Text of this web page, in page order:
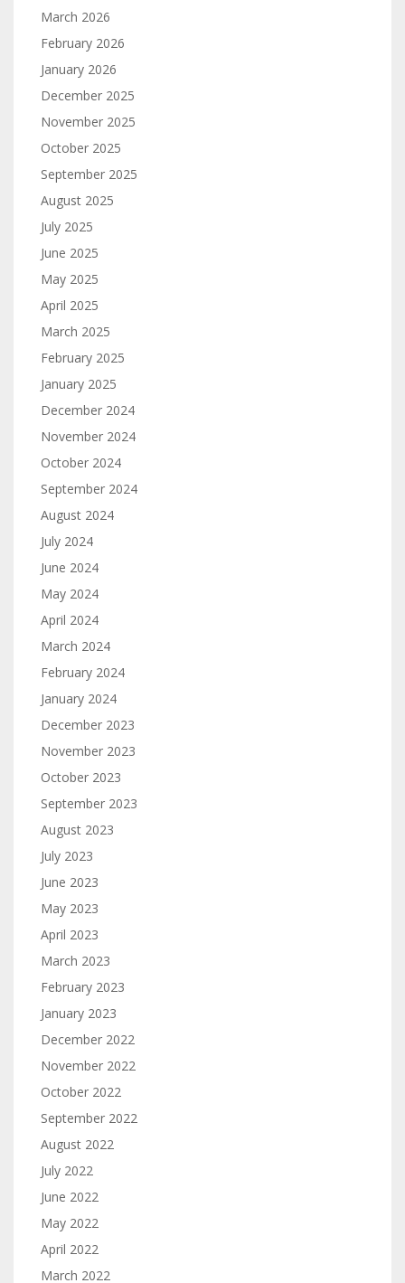
March 2026
February 2026
January 2026
December 2025
November 2025
October 2025
September 2025
August 2025
July 2025
June 2025
May 2025
April 2025
March 2025
February 2025
January 2025
December 2024
November 2024
October 2024
September 2024
August 2024
July 2024
June 2024
May 2024
April 2024
March 2024
February 2024
January 2024
December 2023
November 2023
October 2023
September 2023
August 2023
July 2023
June 2023
May 2023
April 2023
March 2023
February 2023
January 2023
December 2022
November 2022
October 2022
September 2022
August 2022
July 2022
June 2022
May 2022
April 2022
March 2022